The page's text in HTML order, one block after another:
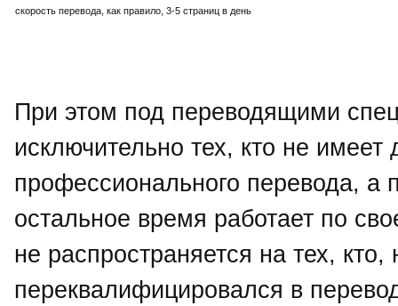
скорость перевода, как правило, 3-5 страниц в день
При этом под переводящими
исключительно тех, кто не имеет
профессионального перевода, а
остальное время работает по
не распространяется на тех,
переквалифицировался в